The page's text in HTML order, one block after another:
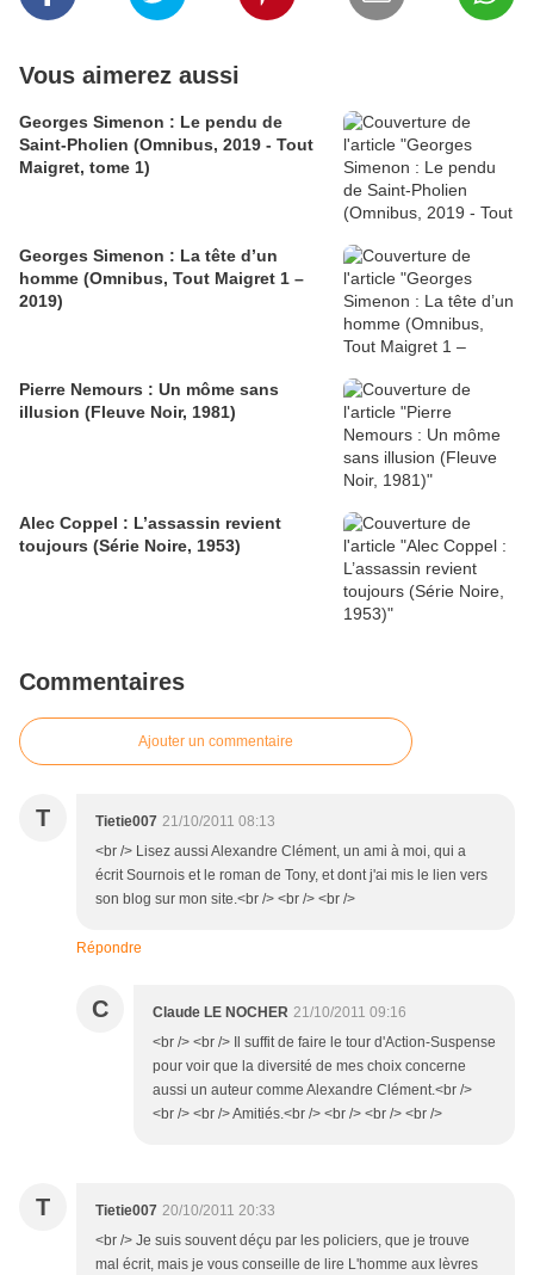
Vous aimerez aussi
Georges Simenon : Le pendu de
Saint-Pholien (Omnibus, 2019 - Tout
Maigret, tome 1)
Georges Simenon : La tête d’un
homme (Omnibus, Tout Maigret 1 –
2019)
Pierre Nemours : Un môme sans
illusion (Fleuve Noir, 1981)
Alec Coppel : L’assassin revient
toujours (Série Noire, 1953)
Commentaires
Ajouter un commentaire
T Tietie007 21/10/2011 08:13
<br /> Lisez aussi Alexandre Clément, un ami à moi, qui a
écrit Sournois et le roman de Tony, et dont j'ai mis le lien vers
son blog sur mon site.<br /> <br /> <br />
Répondre
C Claude LE NOCHER 21/10/2011 09:16
<br /> <br /> Il suffit de faire le tour d'Action-Suspense
pour voir que la diversité de mes choix concerne
aussi un auteur comme Alexandre Clément.<br />
<br /> <br /> Amitiés.<br /> <br /> <br /> <br />
T Tietie007 20/10/2011 20:33
<br /> Je suis souvent déçu par les policiers, que je trouve
mal écrit, mais je vous conseille de lire L'homme aux lèvres